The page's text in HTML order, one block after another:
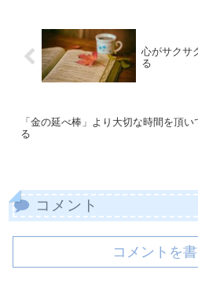
心がサクサ
る
「金の延べ棒」より大切な時間を頂い
る
コメント
コメントを